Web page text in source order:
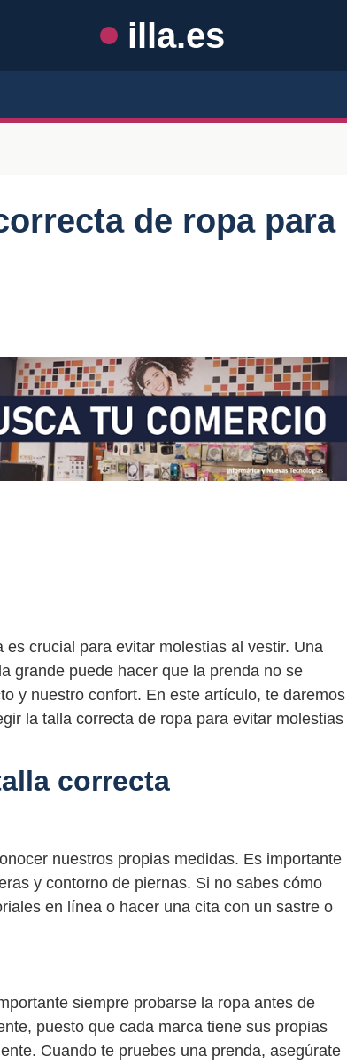
illa.es
de ropa para
crucial para evitar molestias al vestir. Una
grande puede hacer que la prenda no se
y nuestro confort. En este artículo, te daremos
la talla correcta de ropa para evitar molestias
correcta
nuestros propias medidas. Es importante
y contorno de piernas. Si no sabes cómo
en línea o hacer una cita con un sastre o
siempre probarse la ropa antes de
puesto que cada marca tiene sus propias
Cuando te pruebes una prenda, asegúrate